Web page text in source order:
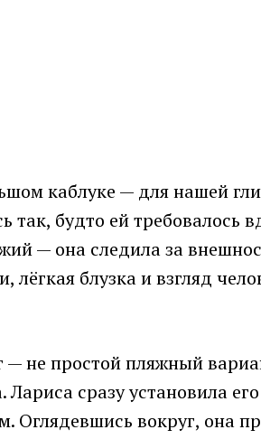
каблуке — для нашей
будто ей требовалось
— она следила за
блузка и взгляд
— не простой пляжный
сразу установила
вокруг, она